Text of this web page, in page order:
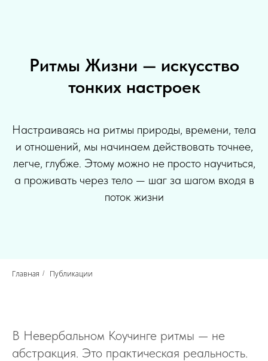
Ритмы Жизни — искусство
тонких настроек
Настраиваясь на ритмы природы, времени, тела
и отношений, мы начинаем действовать точнее,
легче, глубже. Этому можно не просто научиться,
а проживать через тело — шаг за шагом входя в
поток жизни
Главная / Публикации
В Невербальном Коучинге ритмы — не
абстракция. Это практическая реальность.